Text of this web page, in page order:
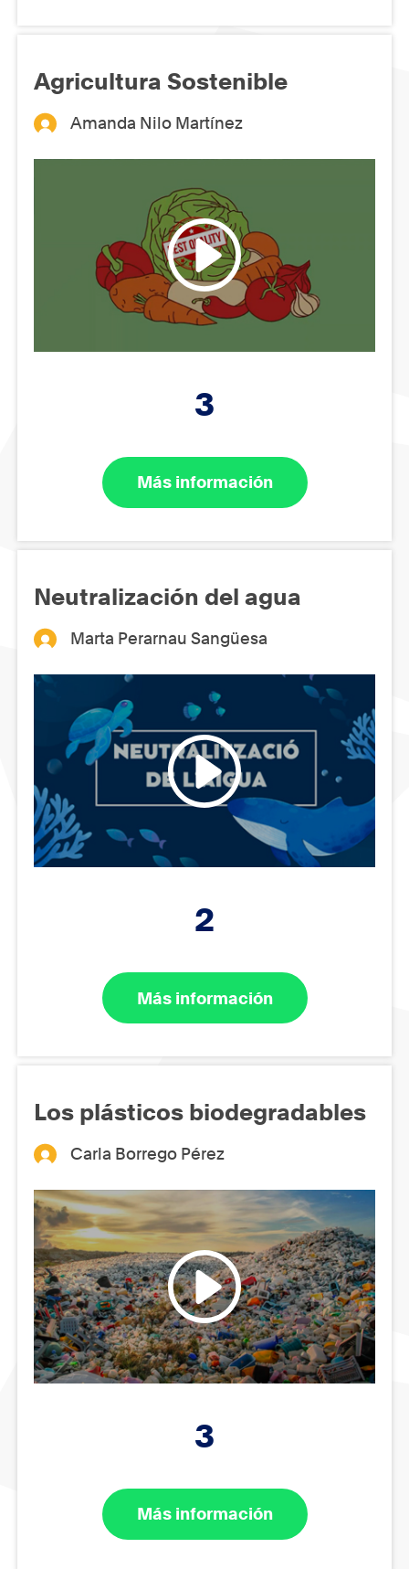
Agricultura Sostenible
Amanda Nilo Martínez
3
Más información
Neutralización del agua
Marta Perarnau Sangüesa
2
Más información
Los plásticos biodegradables
Carla Borrego Pérez
3
Más información